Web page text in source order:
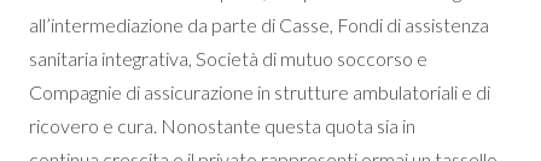
all’intermediazione da parte di Casse, Fondi di assistenza
sanitaria integrativa, Società di mutuo soccorso e
Compagnie di assicurazione in strutture ambulatoriali e di
ricovero e cura. Nonostante questa quota sia in